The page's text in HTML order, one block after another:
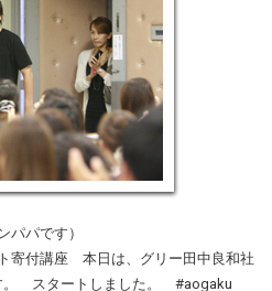
パパです）
寄付講座 本日は、グリー田中良和社
。 スタートしました。 #aogaku